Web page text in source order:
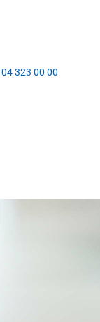
04 323 00 00